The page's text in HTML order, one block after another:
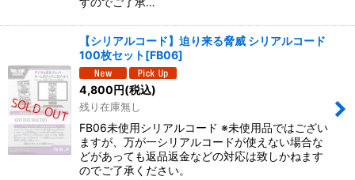
【シリアルコード】迫り来る脅威 シリアルコード
100枚セット[FB06]
4,800円(税込)
残り在庫無し
FB06未使用シリアルコード ※未使用品ではござい
ますが、万が一シリアルコードが使えない場合な
どがあっても返品返金などの対応は致しかねます
のでご了承ください。